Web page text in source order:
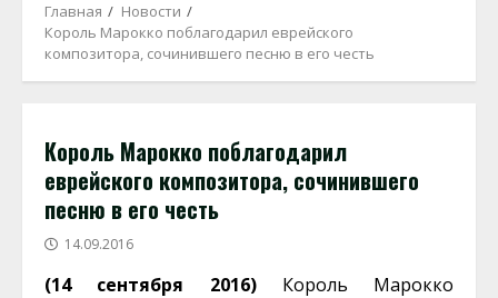
Главная
Новости
Король Марокко поблагодарил еврейского
композитора, сочинившего песню в его честь
Король Марокко поблагодарил
еврейского композитора, сочинившего
песню в его честь
14.09.2016
(14 сентября 2016) Король Марокко